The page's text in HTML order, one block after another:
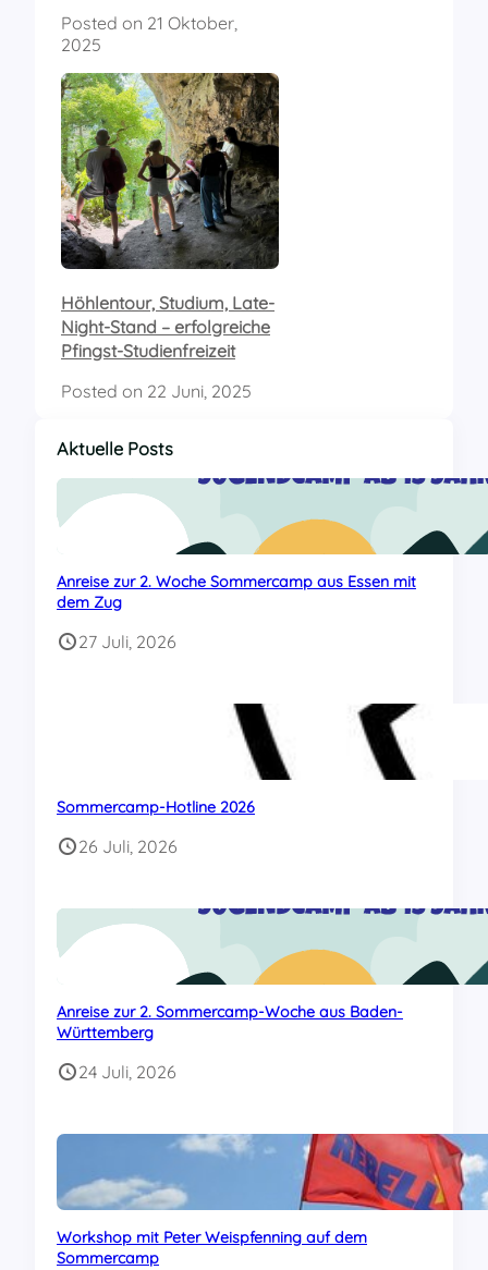
Posted on 21 Oktober,
2025
Höhlentour, Studium, Late-
Night-Stand – erfolgreiche
Pfingst-Studienfreizeit
Posted on 22 Juni, 2025
Aktuelle Posts
Anreise zur 2. Woche Sommercamp aus Essen mit
dem Zug
27 Juli, 2026
Sommercamp-Hotline 2026
26 Juli, 2026
Anreise zur 2. Sommercamp-Woche aus Baden-
Württemberg
24 Juli, 2026
Workshop mit Peter Weispfenning auf dem
Sommercamp